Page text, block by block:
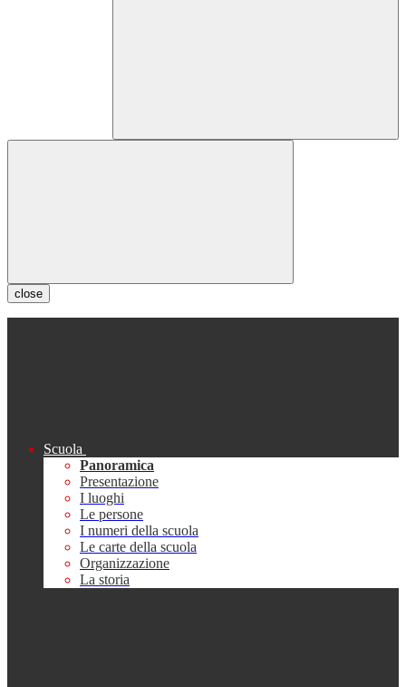
close
Scuola
Panoramica
Presentazione
I luoghi
Le persone
I numeri della scuola
Le carte della scuola
Organizzazione
La storia